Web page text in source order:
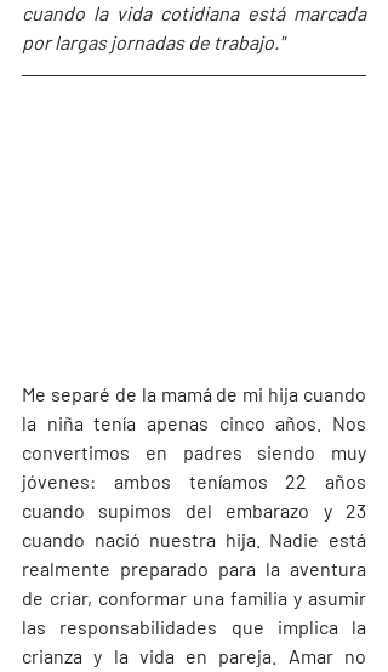
cuando la vida cotidiana está marcada
por largas jornadas de trabajo."
Me separé de la mamá de mi hija cuando
la niña tenía apenas cinco años. Nos
convertimos en padres siendo muy
jóvenes: ambos teníamos 22 años
cuando supimos del embarazo y 23
cuando nació nuestra hija. Nadie está
realmente preparado para la aventura
de criar, conformar una familia y asumir
las responsabilidades que implica la
crianza y la vida en pareja. Amar no